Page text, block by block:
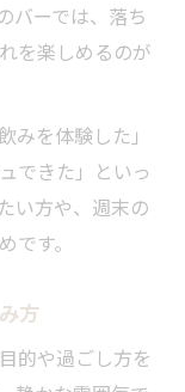
バーでは、落ち
を楽しめるのが
みを体験した」
できた」といっ
い方や、週末の
す。
方
的や過ごし方を